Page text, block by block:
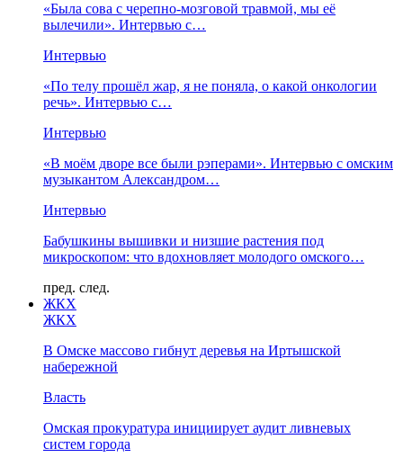
«Была сова с черепно-мозговой травмой, мы её
вылечили». Интервью с…
Интервью
«По телу прошёл жар, я не поняла, о какой онкологии
речь». Интервью с…
Интервью
«В моём дворе все были рэперами». Интервью с омским
музыкантом Александром…
Интервью
Бабушкины вышивки и низшие растения под
микроскопом: что вдохновляет молодого омского…
пред. след.
ЖКХ
ЖКХ
В Омске массово гибнут деревья на Иртышской
набережной
Власть
Омская прокуратура инициирует аудит ливневых
систем города